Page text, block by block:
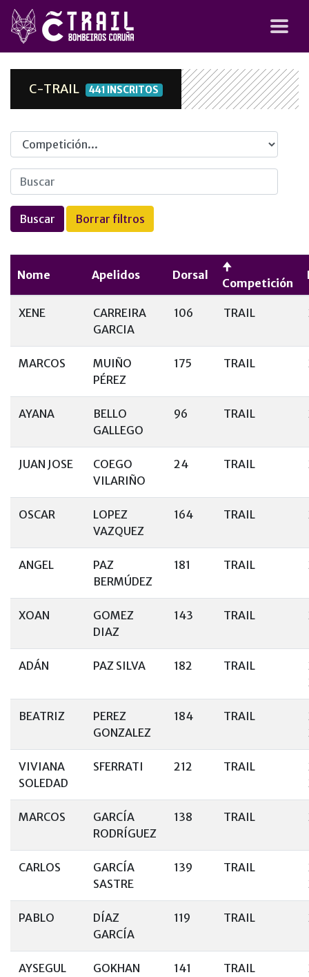
C-TRAIL 441 INSCRITOS
Competicion
Nome Apelidos Dorsal
Competición
XENE
CARREIRA
GARCIA
106 TRAIL
MARCOS
MUIÑO
PÉREZ
175 TRAIL
AYANA
BELLO
GALLEGO
96 TRAIL
JUAN JOSE
COEGO
VILARIÑO
24 TRAIL
OSCAR
LOPEZ
VAZQUEZ
164 TRAIL
ANGEL
PAZ
BERMÚDEZ
181 TRAIL
XOAN
GOMEZ
DIAZ
143 TRAIL
ADÁN PAZ SILVA 182 TRAIL
BEATRIZ
PEREZ
GONZALEZ
184 TRAIL
VIVIANA
SOLEDAD
SFERRATI 212 TRAIL
MARCOS
GARCÍA
RODRÍGUEZ
138 TRAIL
CARLOS
GARCÍA
SASTRE
139 TRAIL
PABLO
DÍAZ
GARCÍA
119 TRAIL
AYSEGUL GOKHAN 141 TRAIL